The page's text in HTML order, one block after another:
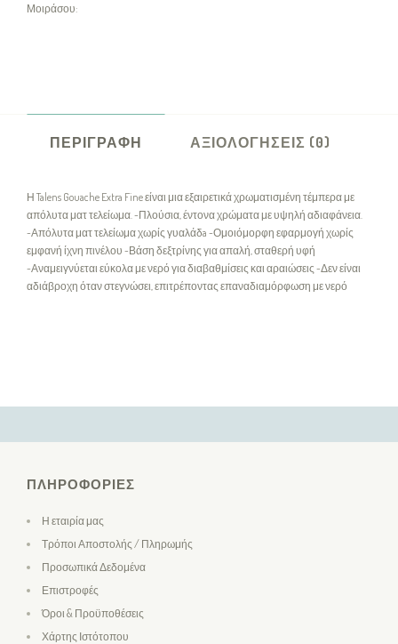
Μοιράσου:
ΠΕΡΙΓΡΑΦΉ ΑΞΙΟΛΟΓΉΣΕΙΣ (0)
Η Talens Gouache Extra Fine είναι μια εξαιρετικά χρωματισμένη τέμπερα με
απόλυτα ματ τελείωμα. -Πλούσια, έντονα χρώματα με υψηλή αδιαφάνεια.
-Απόλυτα ματ τελείωμα χωρίς γυαλάδa -Ομοιόμορφη εφαρμογή χωρίς
εμφανή ίχνη πινέλου -Βάση δεξτρίνης για απαλή, σταθερή υφή
-Αναμειγνύεται εύκολα με νερό για διαβαθμίσεις και αραιώσεις -Δεν είναι
αδιάβροχη όταν στεγνώσει, επιτρέποντας επαναδιαμόρφωση με νερό
ΠΛΗΡΟΦΟΡΊΕΣ
Η εταιρία μας
Τρόποι Αποστολής / Πληρωμής
Προσωπικά Δεδομένα
Επιστροφές
Όροι & Προϋποθέσεις
Χάρτης Ιστότοπου